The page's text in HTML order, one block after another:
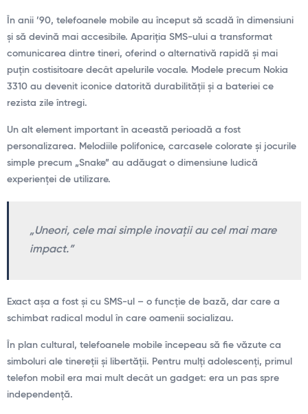
În anii ’90, telefoanele mobile au început să scadă în dimensiuni
și să devină mai accesibile. Apariția SMS-ului a transformat
comunicarea dintre tineri, oferind o alternativă rapidă și mai
puțin costisitoare decât apelurile vocale. Modele precum Nokia
3310 au devenit iconice datorită durabilității și a bateriei ce
rezista zile întregi.
Un alt element important în această perioadă a fost
personalizarea. Melodiile polifonice, carcasele colorate și jocurile
simple precum „Snake” au adăugat o dimensiune ludică
experienței de utilizare.
„Uneori, cele mai simple inovații au cel mai mare
impact.”
Exact așa a fost și cu SMS-ul – o funcție de bază, dar care a
schimbat radical modul în care oamenii socializau.
În plan cultural, telefoanele mobile începeau să fie văzute ca
simboluri ale tinereții și libertății. Pentru mulți adolescenți, primul
telefon mobil era mai mult decât un gadget: era un pas spre
independență.